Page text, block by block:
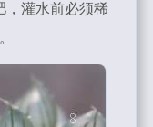
，灌水前必须稀